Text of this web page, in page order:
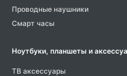
Проводные наушники
Смарт часы
Ноутбуки, планшеты и
ТВ аксессуары